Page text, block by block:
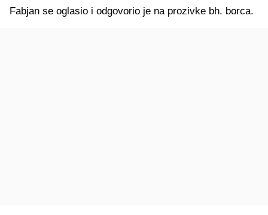
Fabjan se oglasio i odgovorio je na prozivke bh. borca.